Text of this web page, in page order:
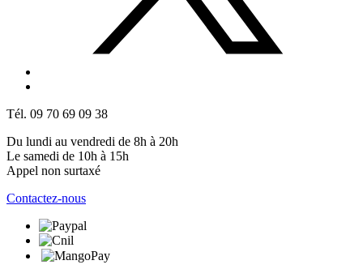
Tél. 09 70 69 09 38
Du lundi au vendredi de 8h à 20h
Le samedi de 10h à 15h
Appel non surtaxé
Contactez-nous